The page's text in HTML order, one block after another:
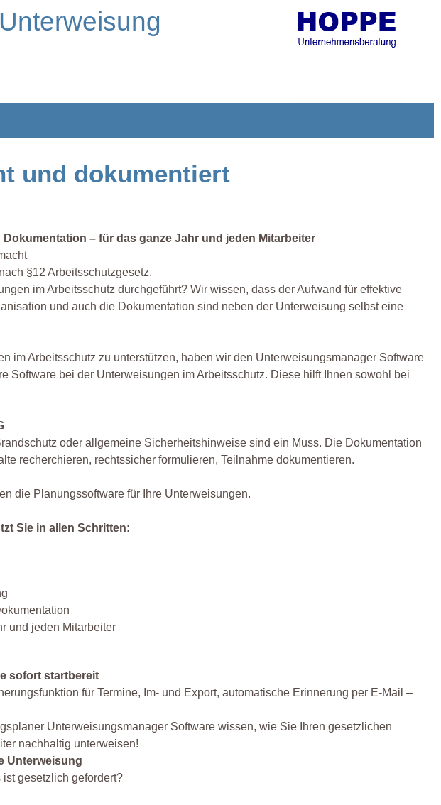
und dokumentiert
– für das ganze Jahr und jeden Mitarbeiter
§12 Arbeitsschutzgesetz.
im Arbeitsschutz durchgeführt? Wir wissen, dass der Aufwand für effektive
und auch die Dokumentation sind neben der Unterweisung selbst eine
im Arbeitsschutz zu unterstützen, haben wir den Unterweisungsmanager Software
Software bei der Unterweisungen im Arbeitsschutz. Diese hilft Ihnen sowohl bei
oder allgemeine Sicherheitshinweise sind ein Muss. Die Dokumentation
recherchieren, rechtssicher formulieren, Teilnahme dokumentieren.
die Planungssoftware für Ihre Unterweisungen.
Sie in allen Schritten:
und jeden Mitarbeiter
sofort startbereit
für Termine, Im- und Export, automatische Erinnerung per E-Mail –
Unterweisungsmanager Software wissen, wie Sie Ihren gesetzlichen
nachhaltig unterweisen!
Unterweisung
gesetzlich gefordert?